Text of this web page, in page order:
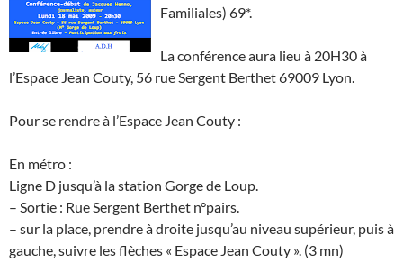
Familiales) 69*.
La conférence aura lieu à 20H30 à
l’Espace Jean Couty, 56 rue Sergent Berthet 69009 Lyon.
Pour se rendre à l’Espace Jean Couty :
En métro :
Ligne D jusqu’à la station Gorge de Loup.
– Sortie : Rue Sergent Berthet n°pairs.
– sur la place, prendre à droite jusqu’au niveau supérieur, puis à
gauche, suivre les flèches « Espace Jean Couty ». (3 mn)